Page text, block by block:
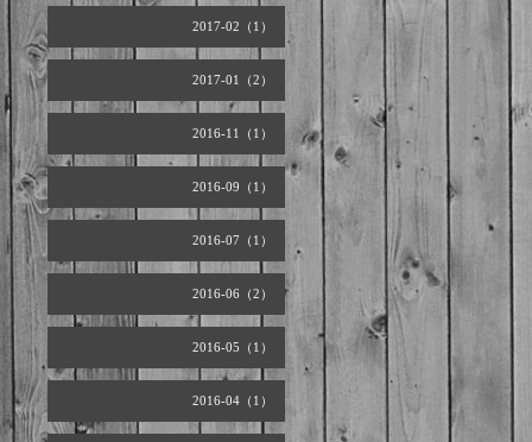
2017-02（1）
2017-01（2）
2016-11（1）
2016-09（1）
2016-07（1）
2016-06（2）
2016-05（1）
2016-04（1）